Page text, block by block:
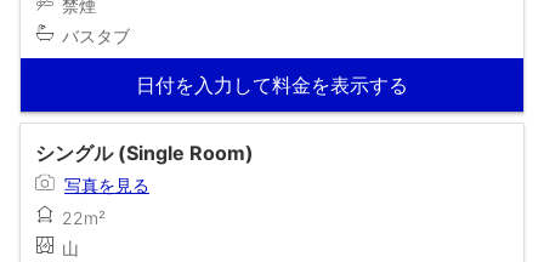
禁煙
バスタブ
日付を入力して料金を表示する
シングル (Single Room)
写真を見る
22m²
山